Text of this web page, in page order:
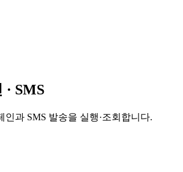
· SMS
인과 SMS 발송을 실행·조회합니다.